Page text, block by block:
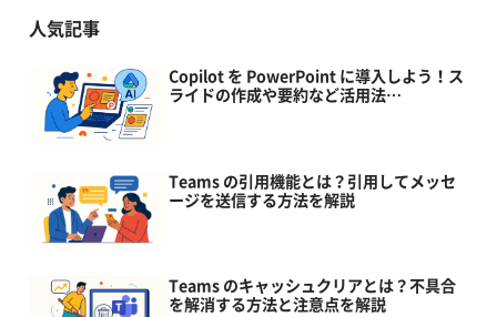
人気記事
Copilot を PowerPoint に導入しよう！ス
ライドの作成や要約など活用法…
Teams の引用機能とは？引用してメッセ
ージを送信する方法を解説
Teams のキャッシュクリアとは？不具合
を解消する方法と注意点を解説